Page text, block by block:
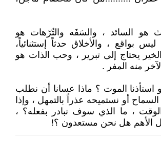
هو السائد ، والسَفَه والتُرّهات هو
ليس بواقع ، والأخلاق حدثاً إستثنائياً،
يحتاج إلى تبرير ، وحب الذات هو
منه المفر .
استأذنا الموت ؟ ماذا عسانا أن نطلب
السماح أو نستميحه عذراً بالتمهل ، وإذا
، ما الذي سوف نبادر بفعله؟ ،
الأهم هل نحن مستعدون ؟!